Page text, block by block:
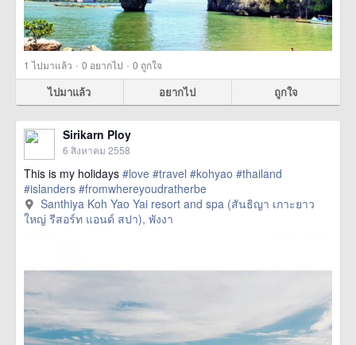
1 ไปมาแล้ว · 0 อยากไป · 0 ถูกใจ
ไปมาแล้ว อยากไป ถูกใจ
Sirikarn Ploy
6 สิงหาคม 2558
This is my holidays #love #travel #kohyao #thailand
#islanders #fromwhereyoudratherbe
Santhiya Koh Yao Yai resort and spa (สันธิญา เกาะยาว
ใหญ่ รีสอร์ท แอนด์ สปา), พังงา